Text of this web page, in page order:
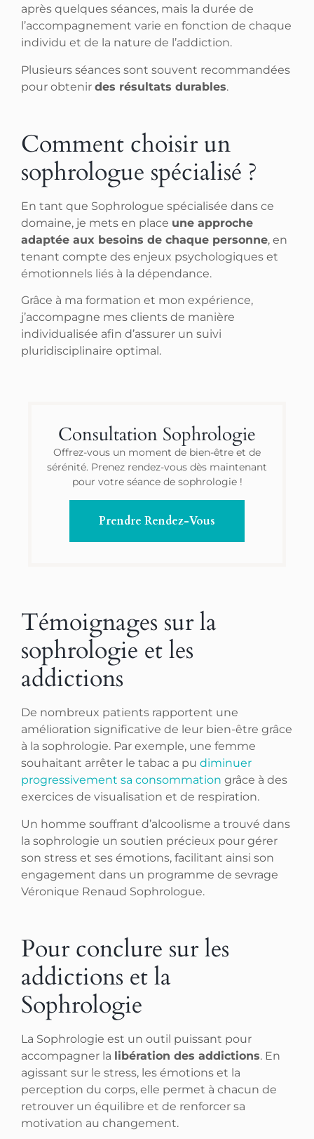
après quelques séances, mais la durée de
l’accompagnement varie en fonction de chaque
individu et de la nature de l’addiction.
Plusieurs séances sont souvent recommandées
pour obtenir des résultats durables.
Comment choisir un
sophrologue spécialisé ?
En tant que Sophrologue spécialisée dans ce
domaine, je mets en place une approche
adaptée aux besoins de chaque personne, en
tenant compte des enjeux psychologiques et
émotionnels liés à la dépendance.
Grâce à ma formation et mon expérience,
j’accompagne mes clients de manière
individualisée afin d’assurer un suivi
pluridisciplinaire optimal.
Consultation Sophrologie
Offrez-vous un moment de bien-être et de
sérénité. Prenez rendez-vous dès maintenant
pour votre séance de sophrologie !
Prendre Rendez-Vous
Témoignages sur la
sophrologie et les
addictions
De nombreux patients rapportent une
amélioration significative de leur bien-être grâce
à la sophrologie. Par exemple, une femme
souhaitant arrêter le tabac a pu diminuer
progressivement sa consommation grâce à des
exercices de visualisation et de respiration.
Un homme souffrant d’alcoolisme a trouvé dans
la sophrologie un soutien précieux pour gérer
son stress et ses émotions, facilitant ainsi son
engagement dans un programme de sevrage
Véronique Renaud Sophrologue.
Pour conclure sur les
addictions et la
Sophrologie
La Sophrologie est un outil puissant pour
accompagner la libération des addictions. En
agissant sur le stress, les émotions et la
perception du corps, elle permet à chacun de
retrouver un équilibre et de renforcer sa
motivation au changement.